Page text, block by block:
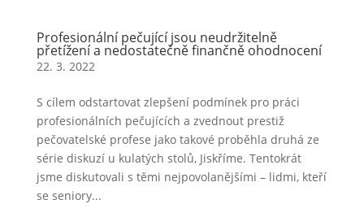
Profesionální pečující jsou neudržitelně
přetížení a nedostatečně finančně ohodnocení
22. 3. 2022
S cílem odstartovat zlepšení podmínek pro práci
profesionálních pečujících a zvednout prestiž
pečovatelské profese jako takové proběhla druhá ze
série diskuzí u kulatých stolů, Jiskříme. Tentokrát
jsme diskutovali s těmi nejpovolanějšími –⁠ lidmi, kteří
se seniory...